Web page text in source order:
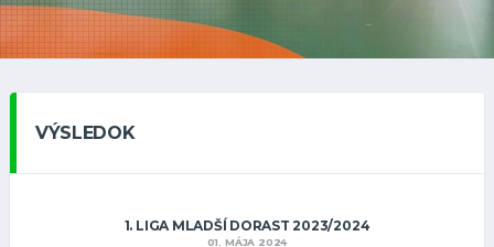
VÝSLEDOK
1. LIGA MLADŠÍ DORAST 2023/2024
01. MÁJA 2024